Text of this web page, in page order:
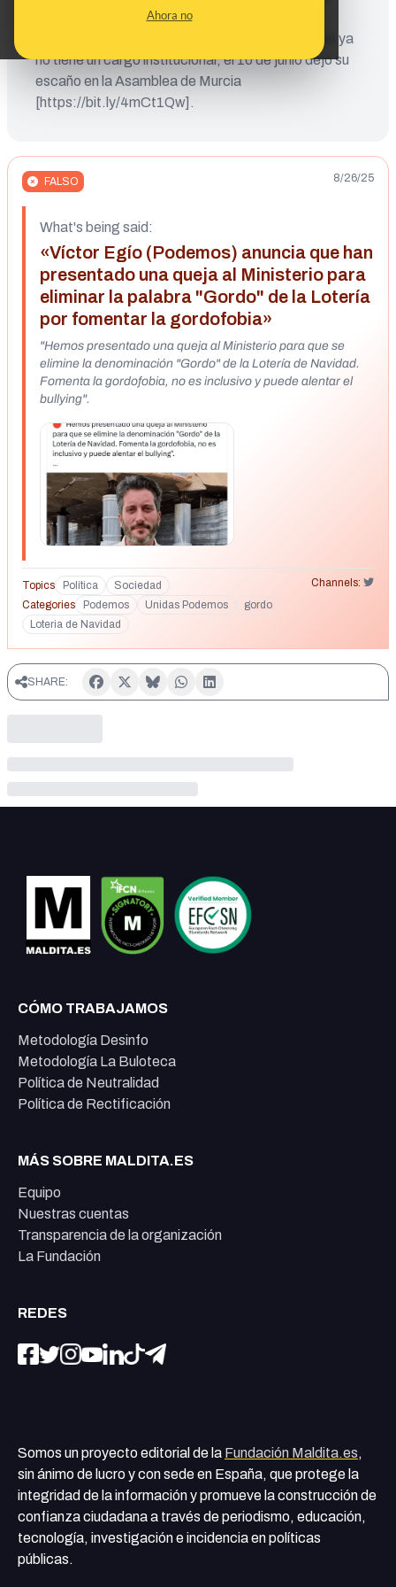
Ahora no
FALSO 8/26/25
What's being said:
«Víctor Egío (Podemos) anuncia que han
presentado una queja al Ministerio para
eliminar la palabra "Gordo" de la Lotería
por fomentar la gordofobia»
"Hemos presentado una queja al Ministerio para que se
elimine la denominación "Gordo" de la Lotería de Navidad.
Fomenta la gordofobia, no es inclusivo y puede alentar el
bullying".
Topics Política Sociedad
Channels:
Categories
Podemos Unidas Podemos
gordo
Loteria de Navidad
hemos advertido en otras ocasiones
[https://bit.ly/4oLH6MS]. Por último, Víctor Egío ya
no tiene un cargo institucional, el 10 de junio dejó su
escaño en la Asamblea de Murcia
[https://bit.ly/4mCt1Qw].
SHARE:
CÓMO TRABAJAMOS
Metodología Desinfo
Metodología La Buloteca
Política de Neutralidad
Política de Rectificación
MÁS SOBRE MALDITA.ES
Equipo
Nuestras cuentas
Transparencia de la organización
La Fundación
REDES
Somos un proyecto editorial de la Fundación Maldita.es,
sin ánimo de lucro y con sede en España, que protege la
integridad de la información y promueve la construcción de
confianza ciudadana a través de periodismo, educación,
tecnología, investigación e incidencia en políticas
públicas.